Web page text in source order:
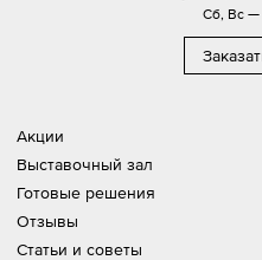
Акции
Выставочный зал
Готовые решения
Отзывы
Статьи и советы
Сб, Вс —